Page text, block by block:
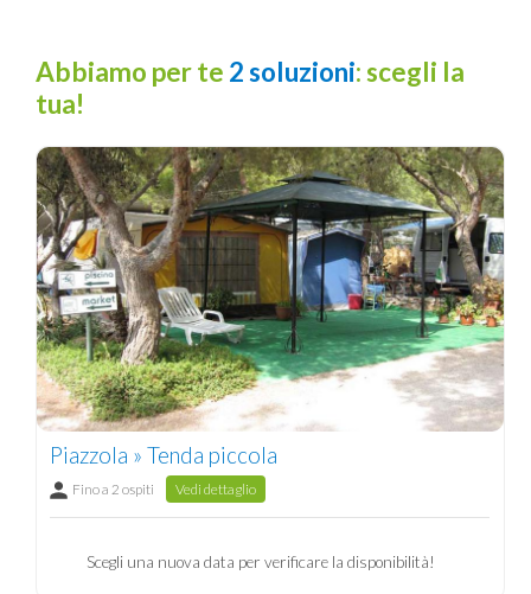
Abbiamo per te 2 soluzioni: scegli la
tua!
Piazzola » Tenda piccola
Fino a 2 ospiti Vedi dettaglio
Scegli una nuova data per verificare la disponibilità!